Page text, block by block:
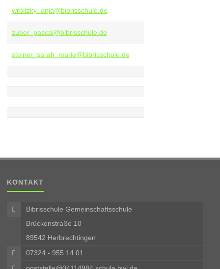
wrbitzky_anja@bibrisschule.de
zuber_pascal@bibrisschule.de
steiner_sarah_marie@bibrisschule.de
KONTAKT
Bibrisschule Gemeinschaftsschule
Brückenstraße 10
89542 Herbrechtingen
07324 - 955 14 01